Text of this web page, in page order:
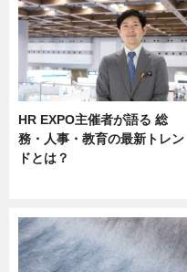
HR EXPO主催者が語る 総
務・人事・教育の最新トレン
ドとは？